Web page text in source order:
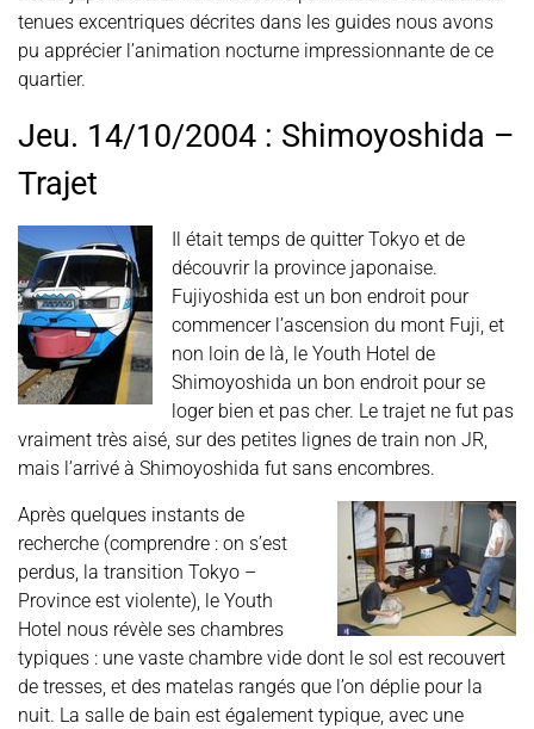
tenues excentriques décrites dans les guides nous avons
pu apprécier l’animation nocturne impressionnante de ce
quartier.
Jeu. 14/10/2004 : Shimoyoshida –
Trajet
Il était temps de quitter Tokyo et de
découvrir la province japonaise.
Fujiyoshida est un bon endroit pour
commencer l’ascension du mont Fuji, et
non loin de là, le Youth Hotel de
Shimoyoshida un bon endroit pour se
loger bien et pas cher. Le trajet ne fut pas
vraiment très aisé, sur des petites lignes de train non JR,
mais l’arrivé à Shimoyoshida fut sans encombres.
Après quelques instants de
recherche (comprendre : on s’est
perdus, la transition Tokyo –
Province est violente), le Youth
Hotel nous révèle ses chambres
typiques : une vaste chambre vide dont le sol est recouvert
de tresses, et des matelas rangés que l’on déplie pour la
nuit. La salle de bain est également typique, avec une